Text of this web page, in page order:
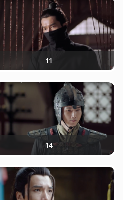
11
14